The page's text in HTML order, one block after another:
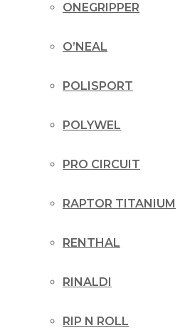
ONEGRIPPER
O’NEAL
POLISPORT
POLYWEL
PRO CIRCUIT
RAPTOR TITANIUM
RENTHAL
RINALDI
RIP N ROLL